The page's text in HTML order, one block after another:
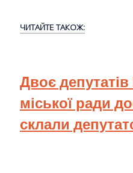
ЧИТАЙТЕ ТАКОЖ:
Двоє
міської ради
склали